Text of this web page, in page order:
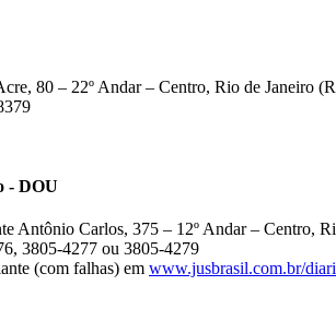
80 – 22º Andar – Centro, Rio de Janeiro
- DOU
Antônio Carlos, 375 – 12º Andar – Centro,
3805-4277 ou 3805-4279
(com falhas) em www.jusbrasil.com.br/